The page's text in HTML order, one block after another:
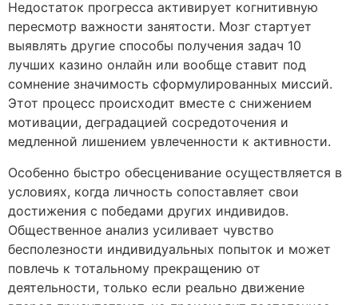
Недостаток прогресса активирует когнитивную
пересмотр важности занятости. Мозг стартует
выявлять другие способы получения задач 10
лучших казино онлайн или вообще ставит под
сомнение значимость сформулированных миссий.
Этот процесс происходит вместе с снижением
мотивации, деградацией сосредоточения и
медленной лишением увлеченности к активности.
Особенно быстро обесценивание осуществляется в
условиях, когда личность сопоставляет свои
достижения с победами других индивидов.
Общественное анализ усиливает чувство
бесполезности индивидуальных попыток и может
повлечь к тотальному прекращению от
деятельности, только если реально движение